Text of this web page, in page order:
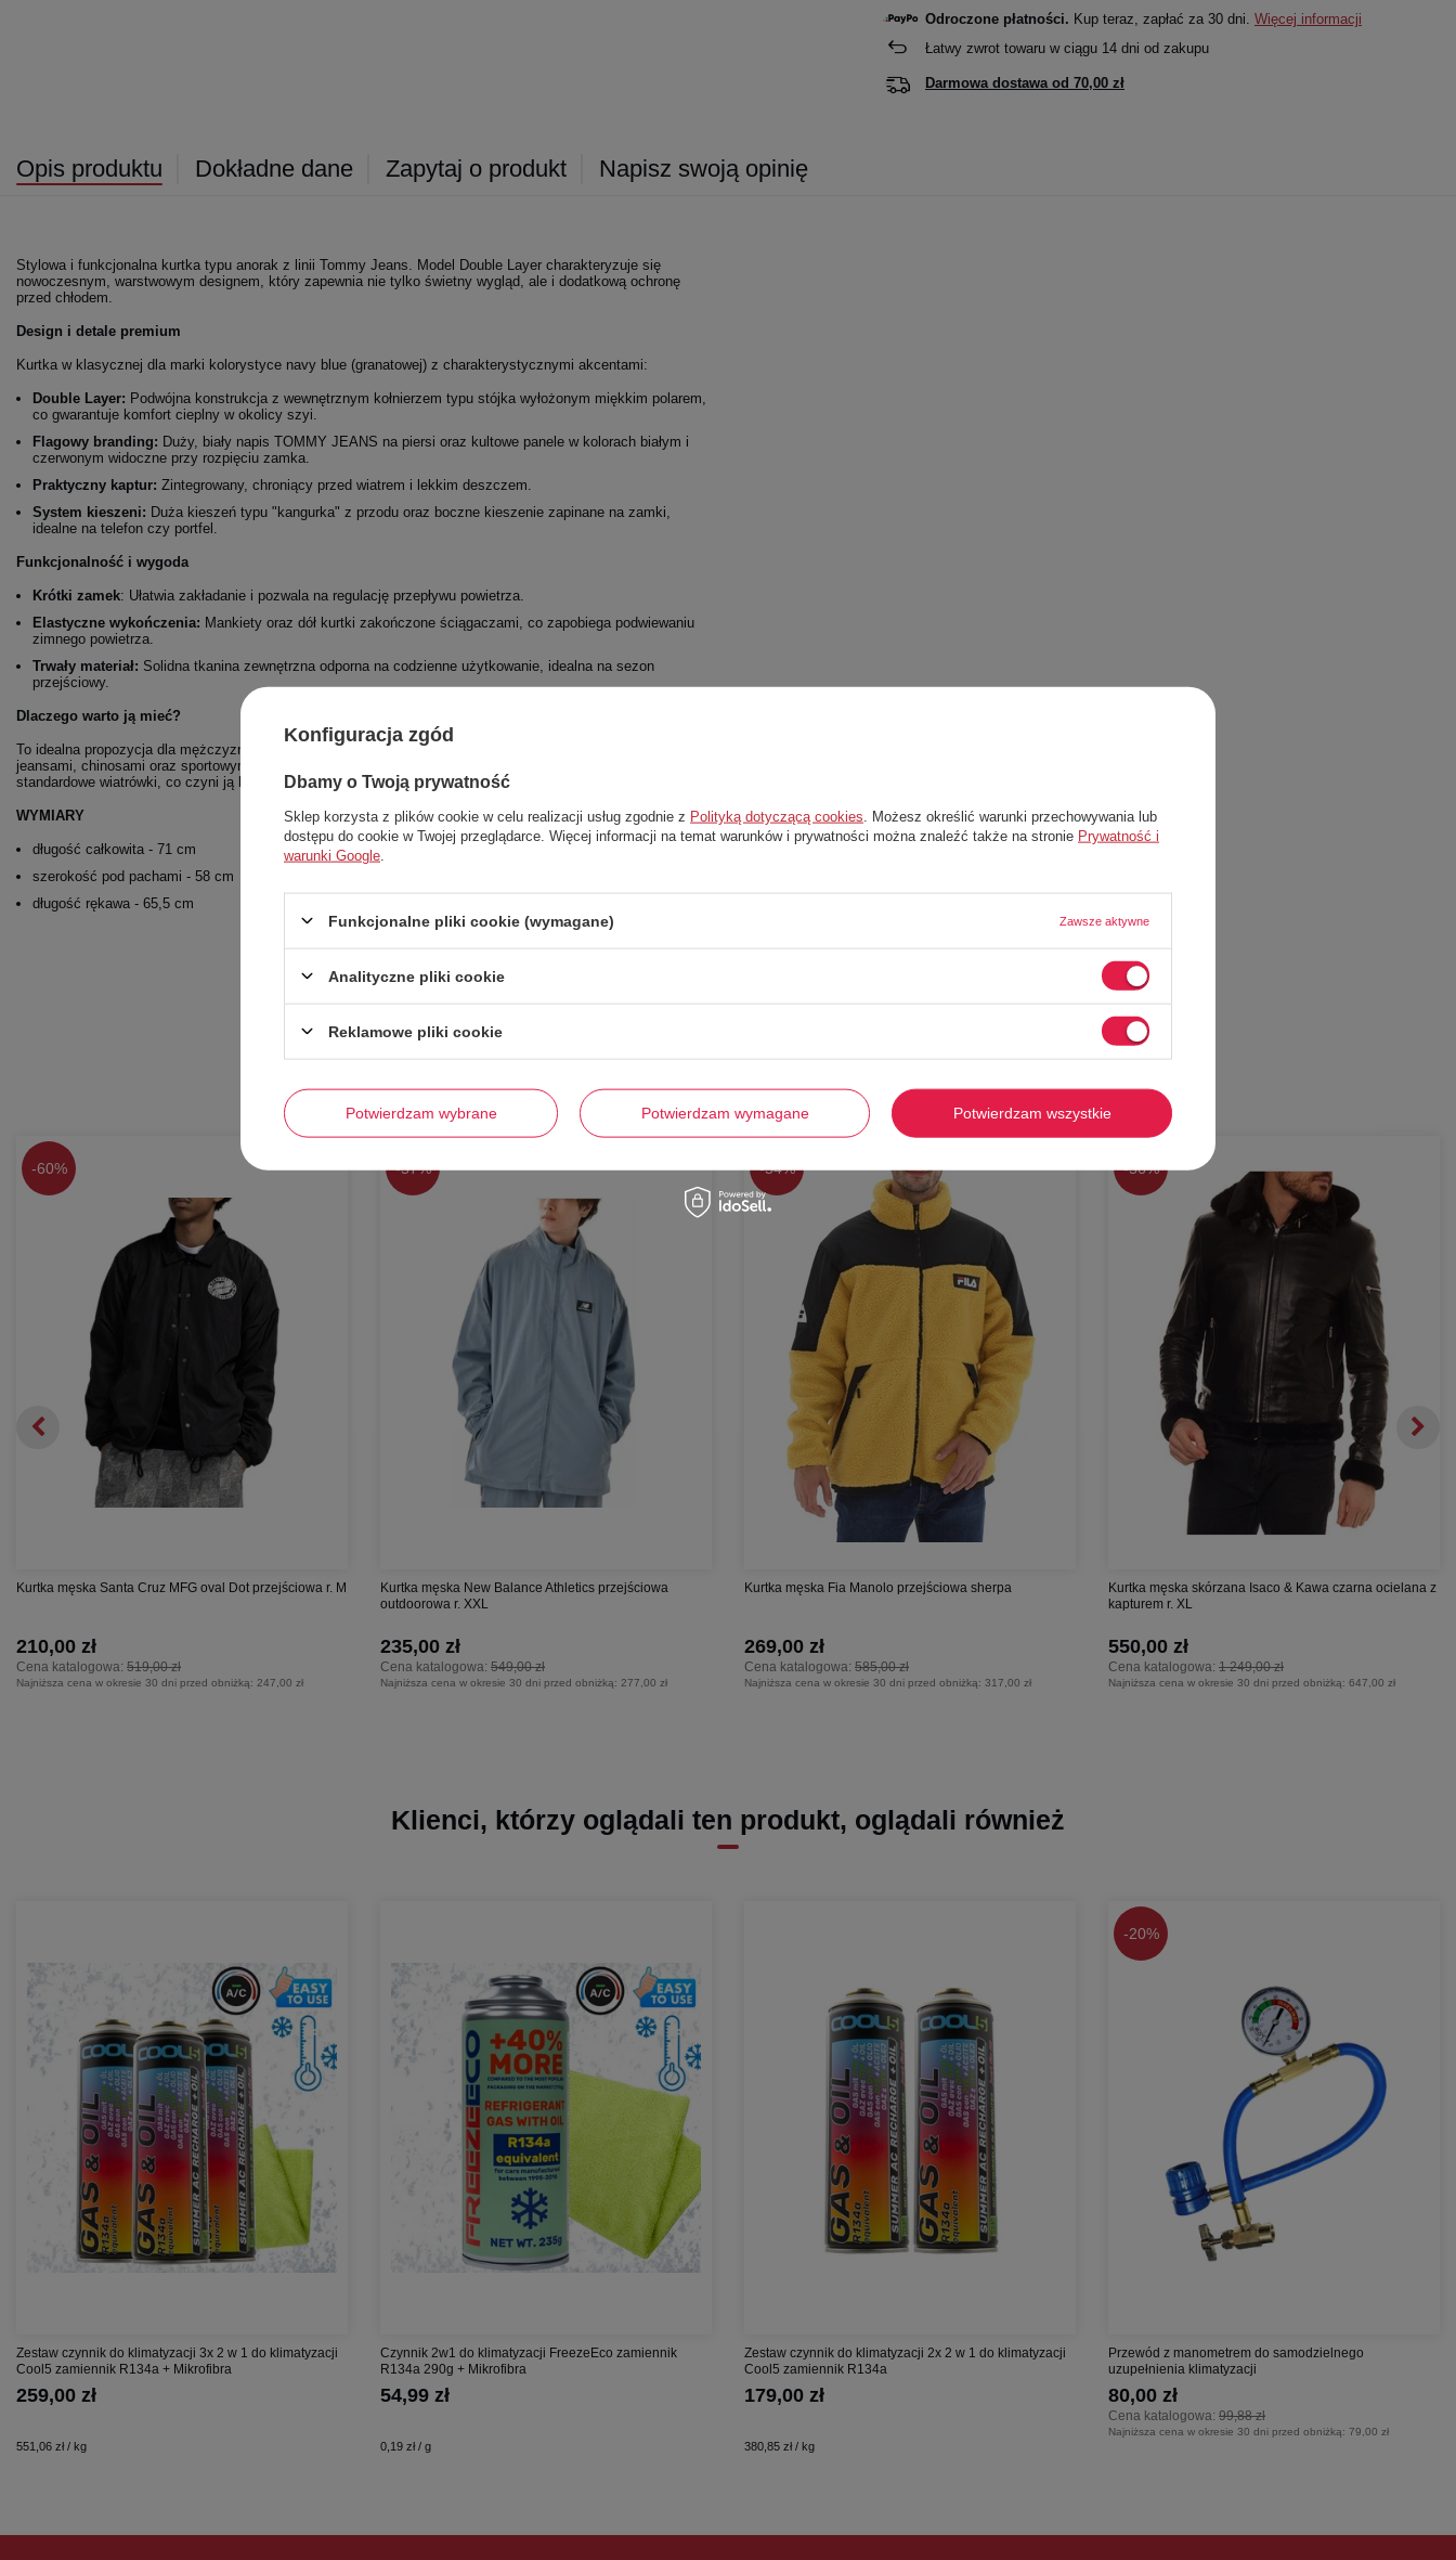
Odroczone płatności. Kup teraz, zapłać za 30 dni. Więcej informacji
Łatwy zwrot towaru w ciągu 14dni od zakupu
Darmowa dostawa od 70,00 zł
Opis produktu Dokładne dane Zapytaj o produkt Napisz swoją opinię
Stylowa i funkcjonalna kurtka typu anorak z linii Tommy Jeans. Model Double Layer charakteryzuje się
nowoczesnym, warstwowym designem, który zapewnia nie tylko świetny wygląd, ale i dodatkową ochronę
przed chłodem.
Design i detale premium
Kurtka w klasycznej dla marki kolorystyce navy blue (granatowej) z charakterystycznymi akcentami:
Double Layer: Podwójna konstrukcja z wewnętrznym kołnierzem typu stójka wyłożonym miękkim polarem,
co gwarantuje komfort cieplny w okolicy szyi.
Flagowy branding: Duży, biały napis TOMMY JEANS na piersi oraz kultowe panele w kolorach białym i
czerwonym widoczne przy rozpięciu zamka.
Praktyczny kaptur: Zintegrowany, chroniący przed wiatrem i lekkim deszczem.
System kieszeni: Duża kieszeń typu "kangurka" z przodu oraz boczne kieszenie zapinane na zamki,
idealne na telefon czy portfel.
Funkcjonalność i wygoda
Krótki zamek: Ułatwia zakładanie i pozwala na regulację przepływu powietrza.
Elastyczne wykończenia: Mankiety oraz dół kurtki zakończone ściągaczami, co zapobiega podwiewaniu
zimnego powietrza.
Trwały materiał: Solidna tkanina zewnętrzna odporna na codzienne użytkowanie, idealna na sezon
przejściowy.
Dlaczego warto ją mieć?
To idealna propozycja dla mężczyzn ceniących styl streetwear i preppy. Kurtka świetnie komponuje się z
jeansami, chinosami oraz sportowym obuwiem. Dzięki "warstwowej" budowie jest znacznie cieplejsza niż
standardowe wiatrówki, co czyni ją bardzo uniwersalnym elementem garderoby.
WYMIARY
długość całkowita - 71 cm
szerokość pod pachami - 58 cm
długość rękawa - 65,5 cm
-60%
Kurtka męska Santa Cruz MFG oval Dot przejściowa r. M
Cena katalogowa: 519,00 zł
210,00 zł
Najniższa cena w okresie 30 dni przed obniżką: 247,00 zł
-57%
Kurtka męska New Balance Athletics przejściowa
outdoorowa r. XXL
Cena katalogowa: 549,00 zł
235,00 zł
Najniższa cena w okresie 30 dni przed obniżką: 277,00 zł
-54%
Kurtka męska Fia Manolo przejściowa sherpa
Cena katalogowa: 585,00 zł
269,00 zł
Najniższa cena w okresie 30 dni przed obniżką: 317,00 zł
-56%
Kurtka męska skórzana Isaco & Kawa czarna ocielana z
kapturem r. XL
Cena katalogowa: 1 249,00 zł
550,00 zł
Najniższa cena w okresie 30 dni przed obniżką: 647,00 zł
Klienci, którzy oglądali ten produkt, oglądali również
Zestaw czynnik do klimatyzacji 3x 2 w 1 do klimatyzacji
Cool5 zamiennik R134a + Mikrofibra
259,00 zł
551,06 zł / kg
Czynnik 2w1 do klimatyzacji FreezeEco zamiennik
R134a 290g + Mikrofibra
54,99 zł
0,19 zł / g
Zestaw czynnik do klimatyzacji 2x 2 w 1 do klimatyzacji
Cool5 zamiennik R134a
179,00 zł
380,85 zł / kg
-20%
Przewód z manometrem do samodzielnego
uzupełnienia klimatyzacji
Cena katalogowa: 99,88 zł
80,00 zł
Najniższa cena w okresie 30 dni przed obniżką: 79,00 zł
Konfiguracja zgód
Dbamy o Twoją prywatność
Sklep korzysta z plików cookie w celu realizacji usług zgodnie z Polityką dotyczącą cookies . Możesz określić warunki przechowywania lub
dostępu do cookie w Twojej przeglądarce. Więcej informacji na temat warunków i prywatności można znaleźć także na stronie Prywatność i
warunki Google
Funkcjonalne pliki cookie (wymagane) Zawsze aktywne
Analityczne pliki cookie
Reklamowe pliki cookie
Potwierdzam wybrane Potwierdzam wymagane Potwierdzam wszystkie